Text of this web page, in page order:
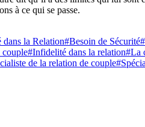
à ce qui se passe.
la Relation#Besoin de Sécurité
couple#Infidelité dans la relation#La
de la relation de couple